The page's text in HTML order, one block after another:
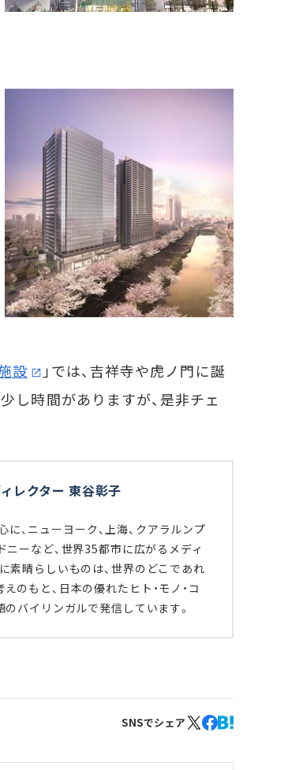
設
」では、吉祥寺や虎ノ門に誕
し時間がありますが、是非チェ
レクター 東谷彰子
に、ニューヨーク、上海、クアラルンプ
ニーなど、世界35都市に広がるメディ
素晴らしいものは、世界のどこであれ
のもと、日本の優れたヒト・モノ・コ
のバイリンガルで発信しています。
SNSでシェア